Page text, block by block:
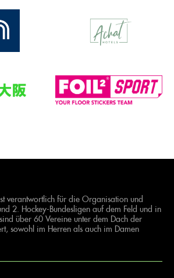
verantwortlich für die Organisation und
2. Hockey-Bundesligen auf dem Feld und in
über 60 Vereine unter dem Dach der
sowohl im Herren als auch im Damen